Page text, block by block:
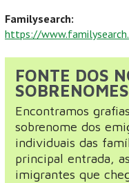
Familysearch:
https://
FONTE DOS
SOBRENOMES
Encontramos
sobrenome dos
individuais das
principal entrada,
imigrantes que